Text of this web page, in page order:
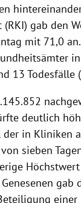
gab den
mit 71,0
13 Todesfälle
deutlich
in Kliniken
sieben
gab
einer